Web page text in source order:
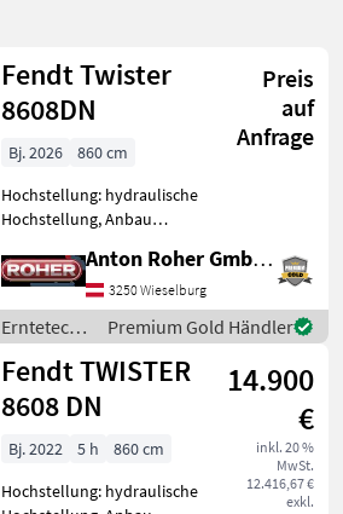
Land Filter
45
Ergebnisse
anzeigen
Fendt Twister
8608DN
Preis
auf
Anfrage
Bj. 2026
860 cm
Hochstellung: hydraulische
Hochstellung, Anbau
Zinkenverlustsicherung,
Grenzstreueinrichtung,
Streuwinkelverstellung,
Schutzbügel *
Standardgelenkwe
Anton Roher GmbH (ACA Center Roher)
3250 Wieselburg
Erntetechnik
Grünland /
Fendt
Premium Gold Händler
Fendt TWISTER
8608 DN
14.900
€
inkl. 20 %
MwSt.
12.416,67 €
exkl.
Bj. 2022 5 h
860 cm
Hochstellung: hydraulische